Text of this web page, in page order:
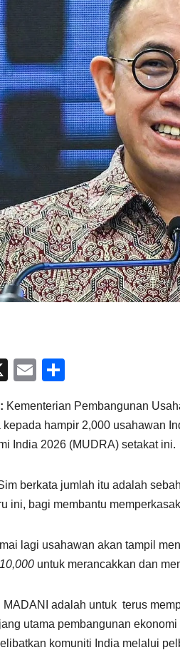
X
E
ail ar
e
Kementerian Pembangunan
hampir 2,000 usahawan
India 2026 (MUDRA) setakat ini.
berkata jumlah itu adalah
ini, bagi membantu
lagi usahawan akan tampil
untuk merancakkan dan
MADANI adalah untuk terus
utama pembangunan
komuniti India melalui